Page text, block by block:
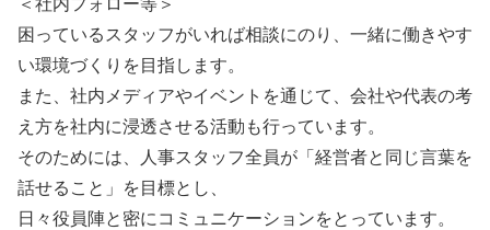
困っているスタッフがいれば相談にのり、一緒に働きやす
い環境づくりを目指します。
また、社内メディアやイベントを通じて、会社や代表の考
え方を社内に浸透させる活動も行っています。
そのためには、人事スタッフ全員が「経営者と同じ言葉を
話せること」を目標とし、
日々役員陣と密にコミュニケーションをとっています。